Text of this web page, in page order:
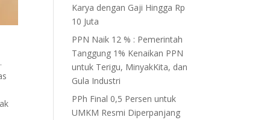
Karya dengan Gaji Hingga Rp
10 Juta
PPN Naik 12 % : Pemerintah
Tanggung 1% Kenaikan PPN
untuk Terigu, MinyakKita, dan
Gula Industri
PPh Final 0,5 Persen untuk
UMKM Resmi Diperpanjang